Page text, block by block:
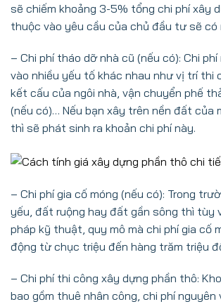
sẽ chiếm khoảng 3-5% tổng chi phí xây
thuộc vào yêu cầu của chủ đầu tư sẽ có
– Chi phí tháo dỡ nhà cũ (nếu có): Chi
vào nhiều yếu tố khác nhau như vị trí thi
kết cấu của ngôi nhà, vận chuyển phế
(nếu có)… Nếu bạn xây trên nền đất của
thì sẽ phát sinh ra khoản chi phí này.
– Chi phí gia cố móng (nếu có): Trong
yếu, đất ruộng hay đất gần sông thì tùy
pháp kỹ thuật, quy mô mà chi phí gia cố
động từ chục triệu đến hàng trăm triệu
– Chi phí thi công xây dựng phần thô:
bao gồm thuê nhân công, chi phí nguyên